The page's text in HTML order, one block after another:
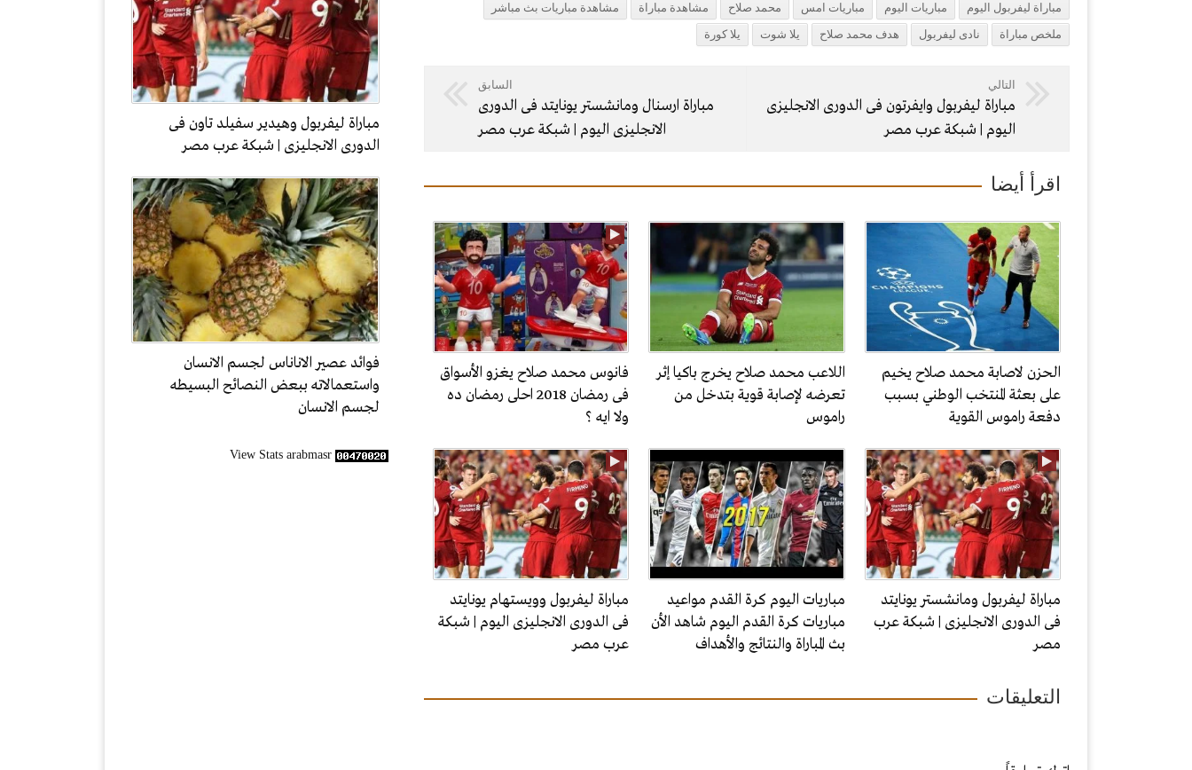
مباراة ليفربول وهيدير سفيلد تاون فى
الدورى الانجليزى | شبكة عرب مصر
فوائد عصير الاناناس لجسم الانسان
واستعمالاته ببعض النصائح البسيطه
لجسم الانسان
View Stats arabmasr
مباراة ليفربول اليوم
مباريات اليوم مباريات امس محمد صلاح مشاهدة مباراة
مشاهدة مباريات بث مباشر
ملخص مباراة
نادى ليفربول هدف محمد صلاح يلا شوت يلا كورة
التالي
مباراة ليفربول وايفرتون فى الدورى الانجليزى
اليوم | شبكة عرب مصر
السابق
مباراة ارسنال ومانشستر يونايتد فى الدورى
الانجليزى اليوم | شبكة عرب مصر
اقرأ أيضا
الحزن لاصابة محمد صلاح يخيم
على بعثة المنتخب الوطني بسبب
دفعة راموس القوية
اللاعب محمد صلاح يخرج باكيا إثر
تعرضه لإصابة قوية بتدخل من
راموس
فانوس محمد صلاح يغزو الأسواق
فى رمضان 2018 احلى رمضان ده
ولا ايه ؟
مباراة ليفربول ومانشستر يونايتد
فى الدورى الانجليزى | شبكة عرب
مصر
مباريات اليوم كرة القدم مواعيد
مباريات كرة القدم اليوم شاهد الأن
بث المباراة والنتائج والأهداف
مباراة ليفربول وويستهام يونايتد
فى الدورى الانجليزى اليوم | شبكة
عرب مصر
التعليقات